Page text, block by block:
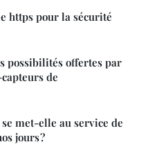
https pour la sécurité
possibilités offertes par
de
met-elle au service de
jours ?